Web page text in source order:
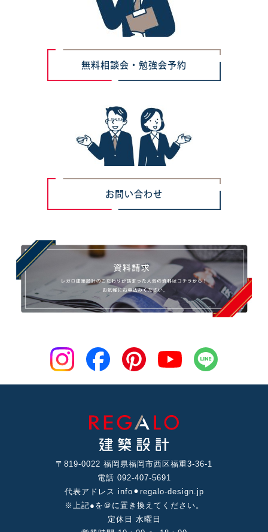
無料相談会・勉強会予約
お問い合わせ
〒819-0022 福岡県福岡市⻄区福重3-36-1
電話 092-407-5691
代表アドレス info⚫︎regalo-design.jp
※上記●を＠に置き換えてください。
定休⽇ ⽔曜⽇